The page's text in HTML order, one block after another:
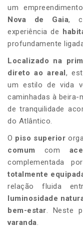
um
Nova de Gaia,
experiência de
profundamente
Localizado na
direto ao areal,
um estilo de vida
caminhadas à beira-
de tranquilidade
do Atlântico.
O piso superior
comum com
complementada
totalmente
relação fluida
luminosidade
bem-estar. Neste
varanda.